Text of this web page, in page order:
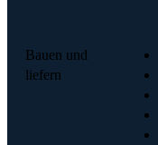
Bauen und
liefern